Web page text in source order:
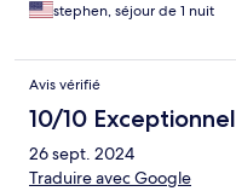
stephen, séjour de 1 nuit
Avis vérifié
10/10 Exceptionnel
26 sept. 2024
Traduire avec Google